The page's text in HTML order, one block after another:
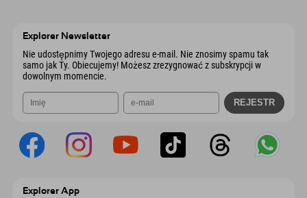
Explorer Newsletter
Nie udostępnimy Twojego adresu e-mail. Nie znosimy spamu tak
samo jak Ty. Obiecujemy! Możesz zrezygnować z subskrypcji w
dowolnym momencie.
Explorer App